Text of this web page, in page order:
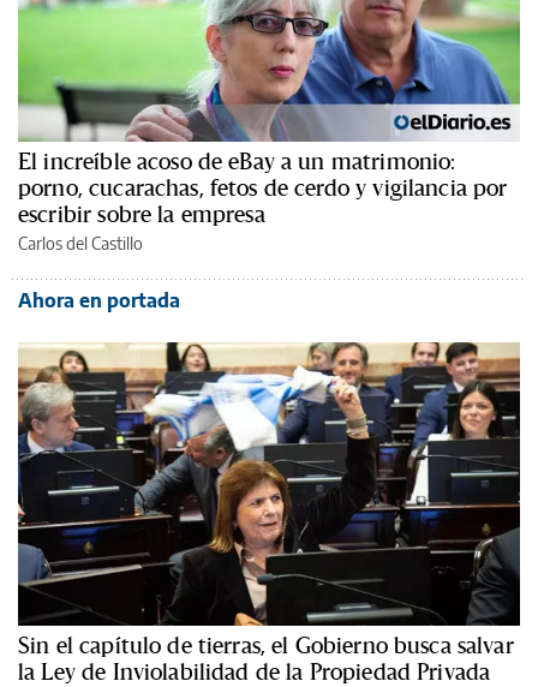
El increíble acoso de eBay a un matrimonio:
porno, cucarachas, fetos de cerdo y vigilancia por
escribir sobre la empresa
Carlos del Castillo
Ahora en portada
Sin el capítulo de tierras, el Gobierno busca salvar
la Ley de Inviolabilidad de la Propiedad Privada